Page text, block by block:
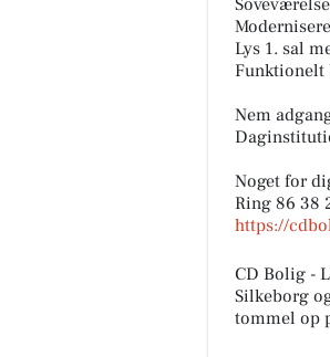
Lys 1. sal
Funktionelt
Nem
Noget for
Ring 86 38
https://
CD Bolig -
Silkeborg
tommel op